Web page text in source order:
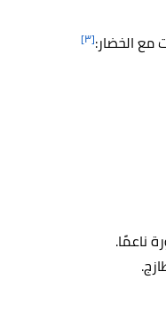
مع الخضار:[٣]